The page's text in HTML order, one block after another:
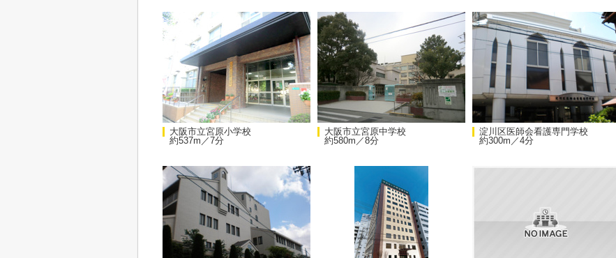
大阪市立宮原小学校
約537m／7分
大阪市立宮原中学校
約580m／8分
淀川区医師会看護専門学校
約300m／4分